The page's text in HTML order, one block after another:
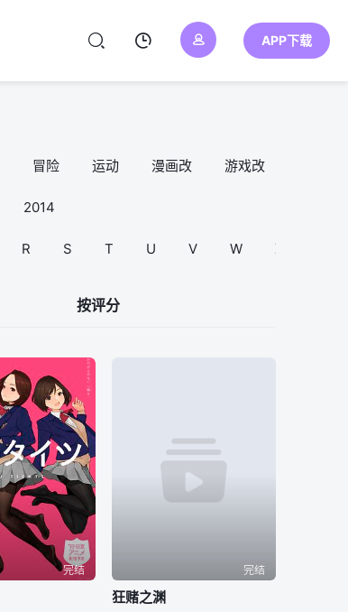
APP下载
冒险 运动 漫画改 游戏改
2014
R S T U V W X
按评分
完结 完结
狂赌之渊